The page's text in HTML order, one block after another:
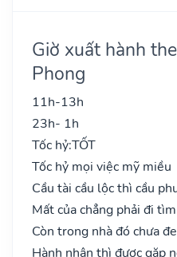
Giờ xuất hành
Phong
11h-13h
23h- 1h
Tốc hỷ:TỐT
Tốc hỷ mọi việc mỹ miều
Cầu tài cầu lộc thì cầu
Mất của chẳng phải đi tìm
Còn trong nhà đó chưa
Hành nhân thì được gặp